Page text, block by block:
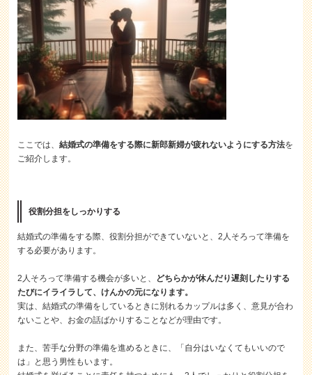
ここでは、結婚式の準備をする際に新郎新婦が疲れないようにする方法を
ご紹介します。
役割分担をしっかりする
結婚式の準備をする際、役割分担ができていないと、2人そろって準備を
する必要があります。
2人そろって準備する機会が多いと、
どちらかが休んだり遅刻したりする
たびにイライラして、けんかの元になります。
実は、結婚式の準備をしているときに別れるカップルは多く、意見が合わ
ないことや、お金の話ばかりすることなどが理由です。
また、苦手な分野の準備を進めるときに、「自分はいなくてもいいので
は」と思う男性もいます。